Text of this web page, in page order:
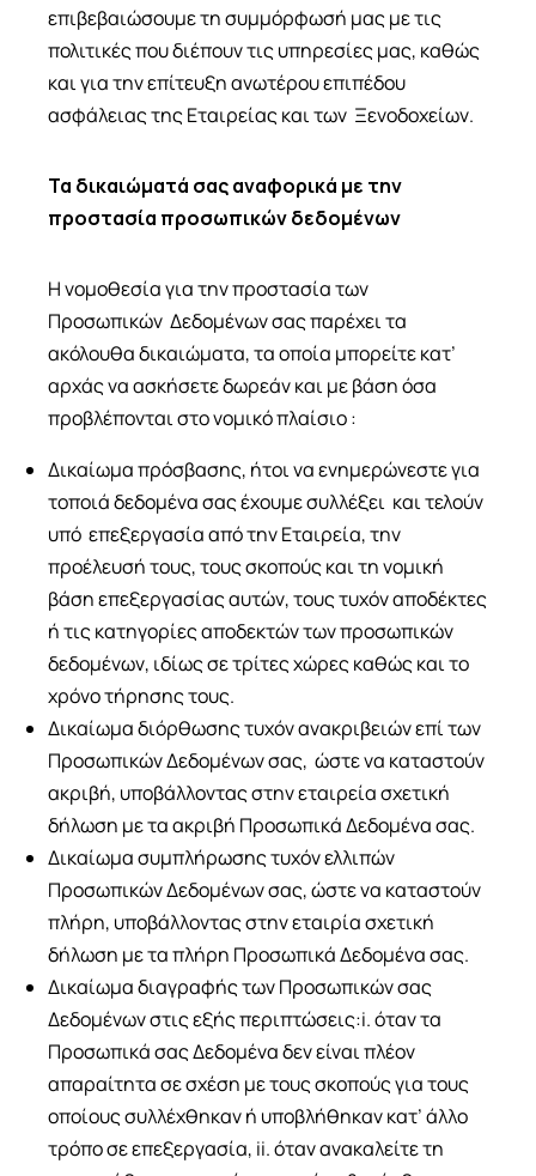
επιβεβαιώσουμε τη συμμόρφωσή μας με τις
πολιτικές που διέπουν τις υπηρεσίες μας, καθώς
και για την επίτευξη ανωτέρου επιπέδου
ασφάλειας της Εταιρείας και των Ξενοδοχείων.
Τα δικαιώματά σας αναφορικά με την
προστασία προσωπικών δεδομένων
Η νομοθεσία για την προστασία των
Προσωπικών Δεδομένων σας παρέχει τα
ακόλουθα δικαιώματα, τα οποία μπορείτε κατ’
αρχάς να ασκήσετε δωρεάν και με βάση όσα
προβλέπονται στο νομικό πλαίσιο :
Δικαίωμα πρόσβασης, ήτοι να ενημερώνεστε για
τοποιά δεδομένα σας έχουμε συλλέξει και τελούν
υπό επεξεργασία από την Εταιρεία, την
προέλευσή τους, τους σκοπούς και τη νομική
βάση επεξεργασίας αυτών, τους τυχόν αποδέκτες
ή τις κατηγορίες αποδεκτών των προσωπικών
δεδομένων, ιδίως σε τρίτες χώρες καθώς και το
χρόνο τήρησης τους.
Δικαίωμα διόρθωσης τυχόν ανακριβειών επί των
Προσωπικών Δεδομένων σας, ώστε να καταστούν
ακριβή, υποβάλλοντας στην εταιρεία σχετική
δήλωση με τα ακριβή Προσωπικά Δεδομένα σας.
Δικαίωμα συμπλήρωσης τυχόν ελλιπών
Προσωπικών Δεδομένων σας, ώστε να καταστούν
πλήρη, υποβάλλοντας στην εταιρία σχετική
δήλωση με τα πλήρη Προσωπικά Δεδομένα σας.
Δικαίωμα διαγραφής των Προσωπικών σας
Δεδομένων στις εξής περιπτώσεις:i.όταν τα
Προσωπικά σας Δεδομένα δεν είναι πλέον
απαραίτητα σε σχέση με τους σκοπούς για τους
οποίους συλλέχθηκαν ή υποβλήθηκαν κατ’ άλλο
τρόπο σε επεξεργασία, ii. όταν ανακαλείτε τη